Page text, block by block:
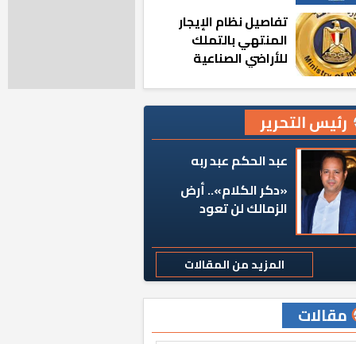
تفاصيل نظام الإيجار
المنتهي بالتملك
للأراضي الصناعية
رئيس التحرير
عبد الحكم عبد ربه
«دكر الكلام».. أرض
الزمالك لن تعود
المزيد من المقالات
مقالات